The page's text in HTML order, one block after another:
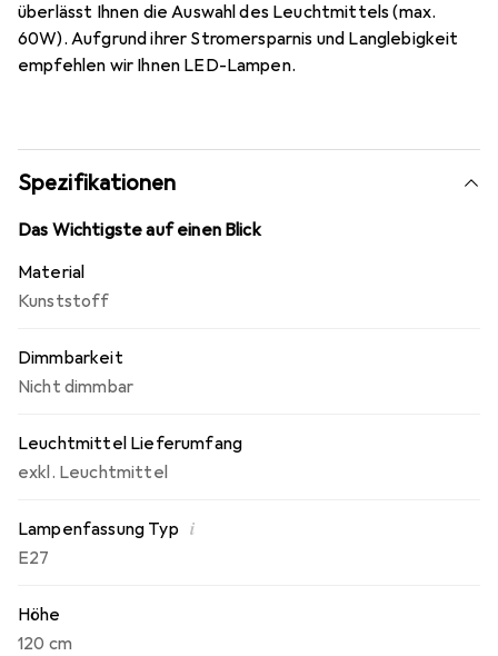
überlässt Ihnen die Auswahl des Leuchtmittels (max.
60W). Aufgrund ihrer Stromersparnis und Langlebigkeit
empfehlen wir Ihnen LED-Lampen.
Spezifikationen
Das Wichtigste auf einen Blick
Material
Kunststoff
Dimmbarkeit
Nicht dimmbar
Leuchtmittel Lieferumfang
exkl. Leuchtmittel
Lampenfassung Typ i
E27
Höhe
120 cm